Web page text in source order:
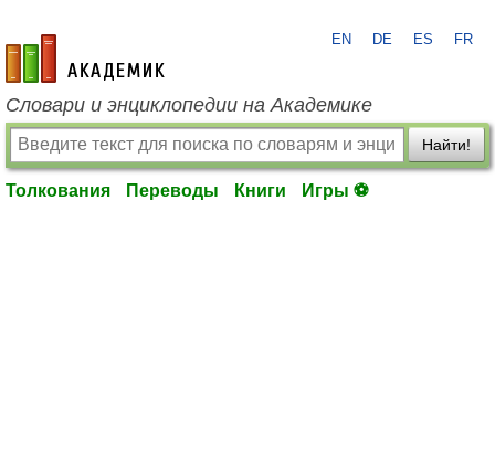
academic.ru
EN DE ES FR
Словари и энциклопедии на Академике
Найти!
Толкования Переводы Книги Игры ⚽